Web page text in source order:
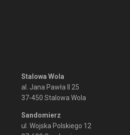
Stalowa Wola
al. Jana Pawła II 25
37-450 Stalowa Wola
Sandomierz
ul. Wojska Polskiego 12